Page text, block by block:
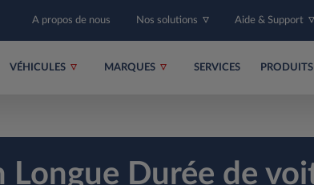
A propos de nous Nos solutions Aide & Support
VÉHICULES MARQUES SERVICES PRODUITS
Durée de